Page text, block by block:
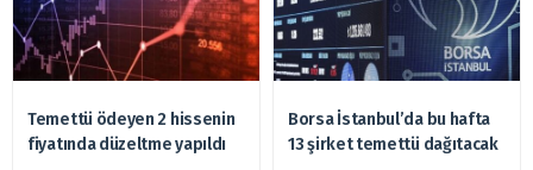
Temettü ödeyen 2 hissenin
fiyatında düzeltme yapıldı
Borsa İstanbul’da bu hafta
13 şirket temettü dağıtacak